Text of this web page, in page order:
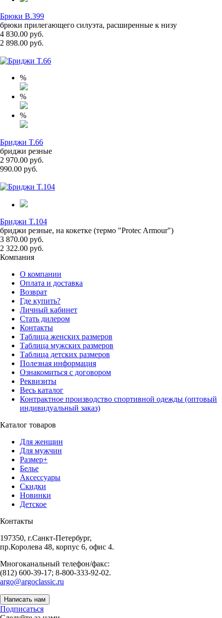
Брюки B.399
брюки прилегающего силуэта, расширенные к низу
4 830.00 руб.
2 898.00 руб.
%
%
%
Бриджи T.66
бриджи резные
2 970.00 руб.
990.00 руб.
Бриджи T.104
бриджи резные, на кокетке (термо "Protec Armour")
3 870.00 руб.
2 322.00 руб.
Компания
О компании
Оплата и доставка
Возврат
Где купить?
Личный кабинет
Стать дилером
Контакты
Таблица женских размеров
Таблица мужских размеров
Таблица детских размеров
Полезная информация
Ознакомиться с договором
Реквизиты
Весь каталог
Контрактное производство спортивной одежды (оптовый
индивидуальный заказ)
Каталог товаров
Для женщин
Для мужчин
Размер+
Белье
Аксессуары
Скидки
Новинки
Детское
Контакты
197350, г.Санкт-Петербург,
пр.Королева 48, корпус 6, офис 4.
Многоканальный телефон/факс:
(812) 600-39-17; 8-800-333-92-02.
argo@argoclassic.ru
Написать нам
Подписаться